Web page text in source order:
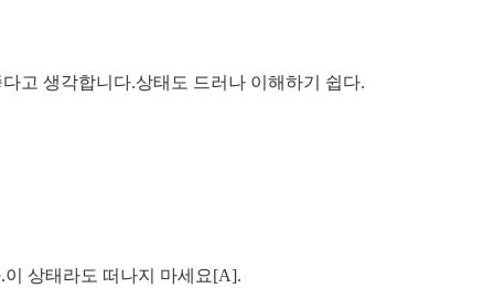
고 생각합니다.상태도 드러나 이해하기 쉽다.
상태라도 떠나지 마세요[A].